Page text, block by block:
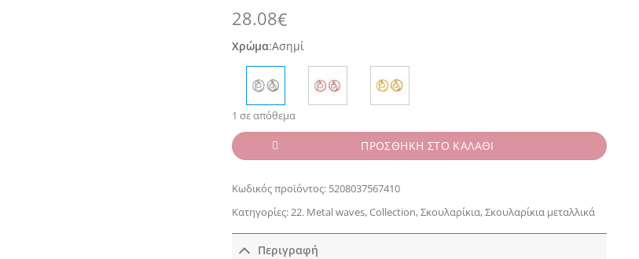
28.08€
Χρώμα:Ασημί
1 σε απόθεμα
ΠΡΟΣΘΗΚΗ ΣΤΟ ΚΑΛΑΘΙ
Κωδικός προϊόντος: 5208037567410
Κατηγορίες:22. Metal waves,Collection,Σκουλαρίκια,Σκουλαρίκια μεταλλικά
Περιγραφή